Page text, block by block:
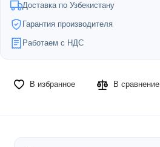
Доставка по Узбекистану
Гарантия производителя
Работаем с НДС
В избранное В сравнение